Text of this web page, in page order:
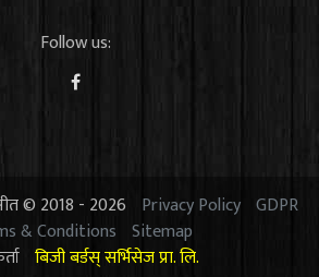
Follow us:
© 2018 - 2026 Privacy Policy GDPR
& Conditions Sitemap
बिजी बर्डस् सर्भिसेज प्रा. लि.